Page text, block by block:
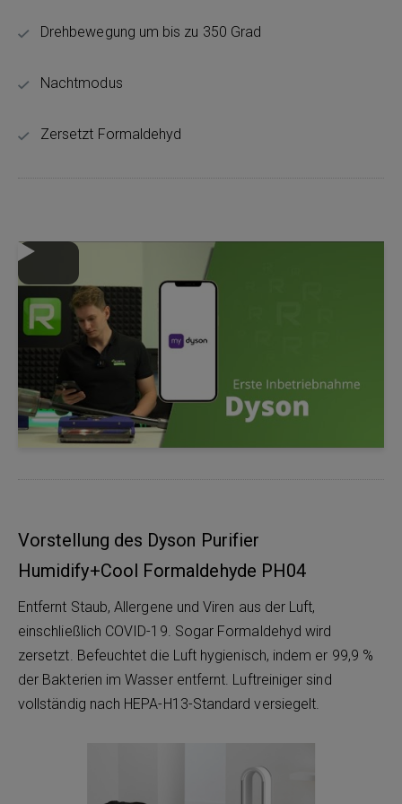
Drehbewegung um bis zu 350 Grad
Nachtmodus
Zersetzt Formaldehyd
Vorstellung des Dyson Purifier
Humidify+Cool Formaldehyde PH04
Entfernt Staub, Allergene und Viren aus der Luft,
einschließlich COVID-19. Sogar Formaldehyd wird
zersetzt. Befeuchtet die Luft hygienisch, indem er 99,9 %
der Bakterien im Wasser entfernt. Luftreiniger sind
vollständig nach HEPA-H13-Standard versiegelt.